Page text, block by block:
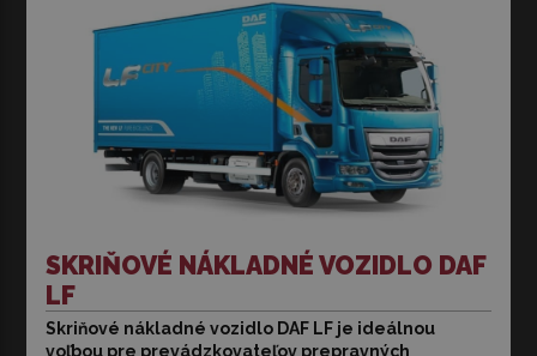
SKRIŇOVÉ NÁKLADNÉ VOZIDLO DAF
LF
Skriňové nákladné vozidlo DAF LF je ideálnou
voľbou pre prevádzkovateľov prepravných
Skriňové nákladné vozidlo DAF LF je ideálnou voľbou pre